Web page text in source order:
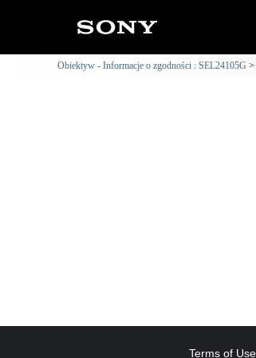
Obiektyw - Informacje o zgodności : SEL24105G
Terms of Use